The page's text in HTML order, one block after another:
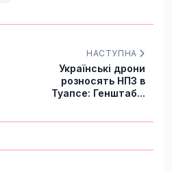
НАСТУПНА
Українські дрони
розносять НПЗ в
Туапсе: Генштаб...